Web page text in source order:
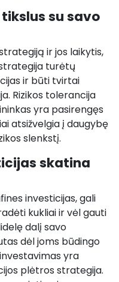
su savo
ir jos laikytis,
turėtų
ir būti tvirtai
Rizikos tolerancija
yra pasirengęs
atsižvelgia į daugybę
slenkstį.
skatina
investicijas, gali
kukliai ir vėl gauti
dalį savo
dėl joms būdingo
yra
plėtros strategija.